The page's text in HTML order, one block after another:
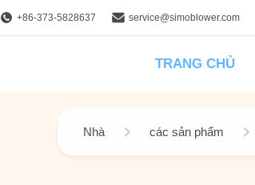
+86-373-5828637 service@simoblower.com
TRANG CHỦ
Nhà các sản phẩm